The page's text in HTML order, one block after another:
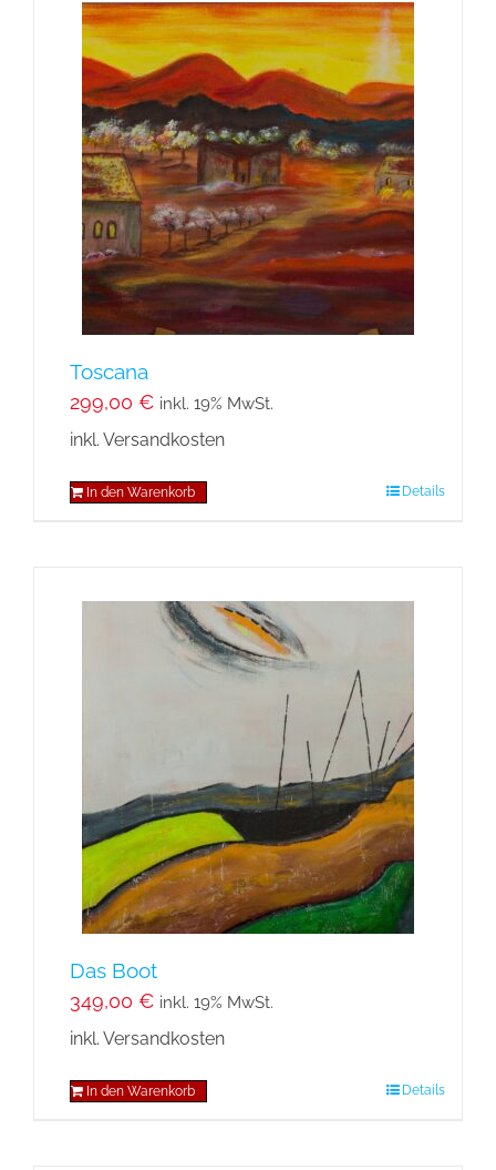
Toscana
299,00 € inkl. 19% MwSt.
inkl. Versandkosten
In den Warenkorb Details
Das Boot
349,00 € inkl. 19% MwSt.
inkl. Versandkosten
In den Warenkorb Details